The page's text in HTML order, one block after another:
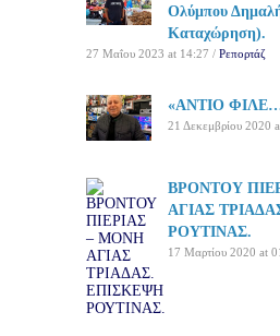
Ολύμπου
Καταχώρηση).
27 Μαΐου 2023 at 14:27 / Ρεπορτάζ
«ΑΝΤΙΟ
21 Δεκεμβρίου 2020
ΒΡΟΝΤΟΥ
ΑΓΙΑΣ
ΡΟΥΤΙΝΑΣ.
17 Μαρτίου 2020 at